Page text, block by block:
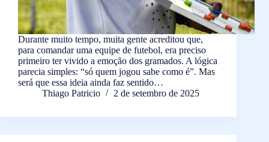
Durante muito tempo, muita gente acreditou que,
para comandar uma equipe de futebol, era preciso
primeiro ter vivido a emoção dos gramados. A lógica
parecia simples: “só quem jogou sabe como é”. Mas
será que essa ideia ainda faz sentido…
Thiago Patricio
2 de setembro de 2025